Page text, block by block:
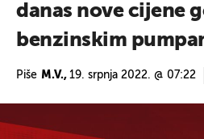
danas nove cijene
benzinskim
Piše M.V., 19. srpnja 2022. @ 07:22